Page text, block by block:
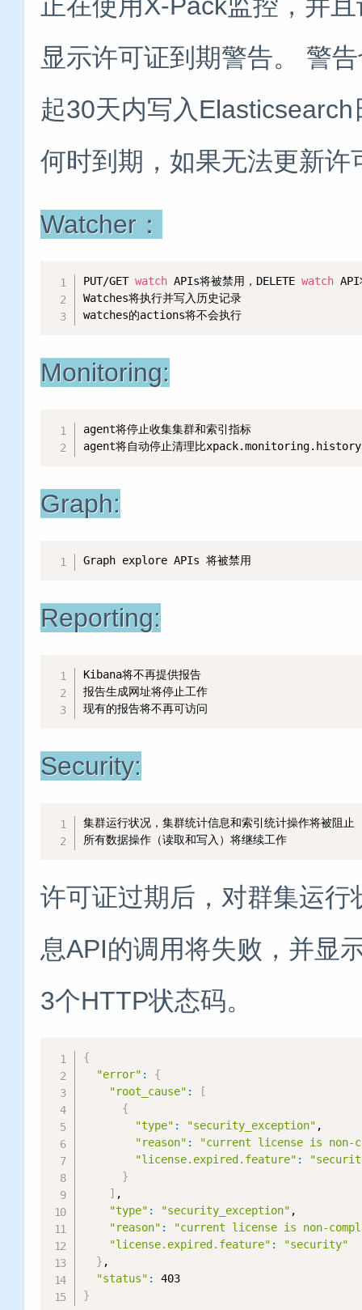
显示许可证到期警告。 警
起30天内写入
何时到期，如果无法更新
Watcher：
PUT/GET watch APIs将被禁用，DELETE watch API
Watches将执行并写入历史记录
watches的actions将不会执行
Monitoring:
agent将停止收集集群和索引指标
agent将自动停止清理比
Graph:
Graph explore APIs 将被禁用
Reporting:
Kibana将不再提供报告
报告生成网址将停止工作
现有的报告将不再可访问
Security:
集群运行状况，集群统计信息和索引统计操作将被阻止
所有数据操作（读取和写入）将继续工作
许可证过期后，对群集运
息API的调用将失败，并显
3个HTTP状态码。
{
"error" :
{
"root_cause" :
[
{
"type" : "security_exception" ,
"reason" :
"current license is
"license.expired.feature" :
}
] ,
"type" : "security_exception" ,
"reason" :
"current license is non-
"license.expired.feature" :
"security"
} ,
"status" :
}